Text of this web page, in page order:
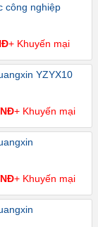
công nghiệp
+ Khuyến mại
YZYX10
+ Khuyến mại
+ Khuyến mại